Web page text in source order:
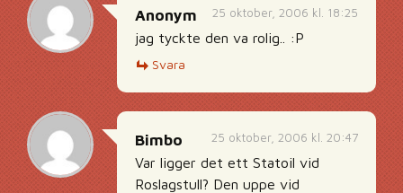
25 oktober, 2006 kl. 18:25
Anonym
jag tyckte den va rolig.. :P
Svara
25 oktober, 2006 kl. 20:47
Bimbo
Var ligger det ett Statoil vid
Roslagstull? Den uppe vid